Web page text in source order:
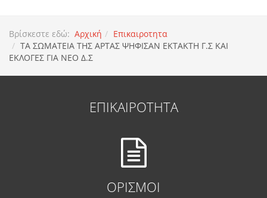
Βρίσκεστε εδώ: Αρχική
Επικαιροτητα
TΑ ΣΩΜΑΤΕΙΑ ΤΗΣ ΑΡΤΑΣ ΨΗΦΙΣΑΝ ΕΚΤΑΚΤΗ Γ.Σ ΚΑΙ
ΕΚΛΟΓΕΣ ΓΙΑ ΝΕΟ Δ.Σ
ΕΠΙΚΑΙΡΟΤΗΤΑ
ΟΡΙΣΜΟΙ